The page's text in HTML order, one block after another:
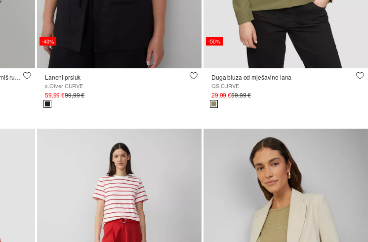
Pulover od ažur pletiva s ovalnim izrezom i šišmiš rukavima
-40%
Laneni prsluk
s.Oliver CURVE
59,99 €99,99 €
-50%
Duga bluza od mješavine lana
QS CURVE
29,99 €59,99 €